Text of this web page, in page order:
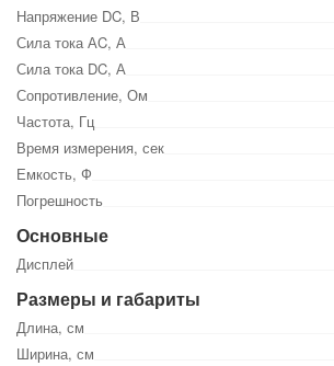
Напряжение DC, В
Сила тока АC, А
Сила тока DC, А
Сопротивление, Ом
Частота, Гц
Время измерения, сек
Емкость, Ф
Погрешность
Основные
Дисплей
Размеры и габариты
Длина, см
Ширина, см